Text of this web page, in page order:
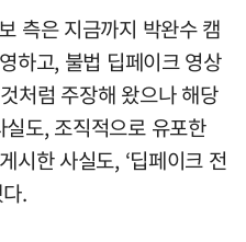
측은 지금까지 박완수 캠
하고, 불법 딥페이크 영상
처럼 주장해 왔으나 해당
도, 조직적으로 유포한
시한 사실도, ‘딥페이크 전
.